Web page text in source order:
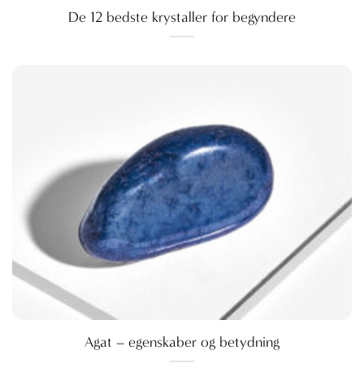
De 12 bedste krystaller for begyndere
Agat – egenskaber og betydning